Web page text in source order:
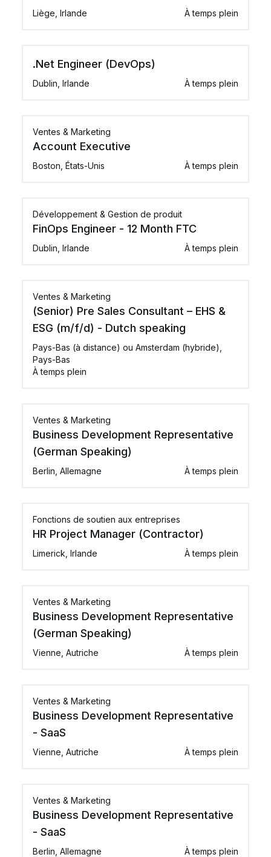
Liège, Irlande À temps plein
.Net Engineer (DevOps)
Dublin, Irlande À temps plein
Ventes & Marketing
Account Executive
Boston, États-Unis À temps plein
Développement & Gestion de produit
FinOps Engineer - 12 Month FTC
Dublin, Irlande À temps plein
Ventes & Marketing
(Senior) Pre Sales Consultant – EHS &
ESG (m/f/d) - Dutch speaking
Pays-Bas (à distance) ou Amsterdam (hybride),
Pays-Bas
À temps plein
Ventes & Marketing
Business Development Representative
(German Speaking)
Berlin, Allemagne À temps plein
Fonctions de soutien aux entreprises
HR Project Manager (Contractor)
Limerick, Irlande À temps plein
Ventes & Marketing
Business Development Representative
(German Speaking)
Vienne, Autriche À temps plein
Ventes & Marketing
Business Development Representative
- SaaS
Vienne, Autriche À temps plein
Ventes & Marketing
Business Development Representative
- SaaS
Berlin, Allemagne À temps plein